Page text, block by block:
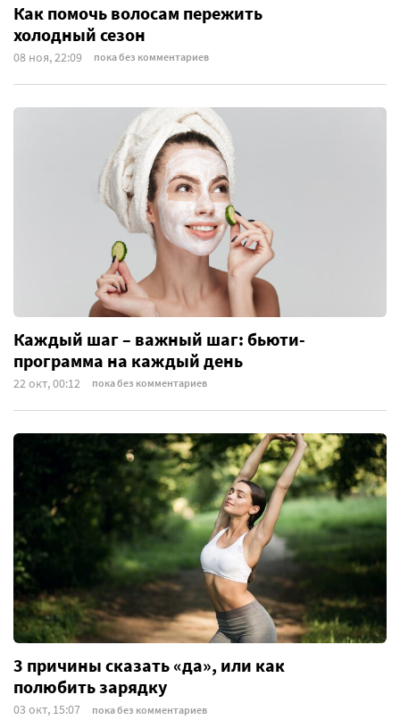
Как помочь волосам пережить
холодный сезон
08 ноя, 22:09 пока без комментариев
Каждый шаг – важный шаг: бьюти-
программа на каждый день
22 окт, 00:12 пока без комментариев
3 причины сказать «да», или как
полюбить зарядку
03 окт, 15:07 пока без комментариев